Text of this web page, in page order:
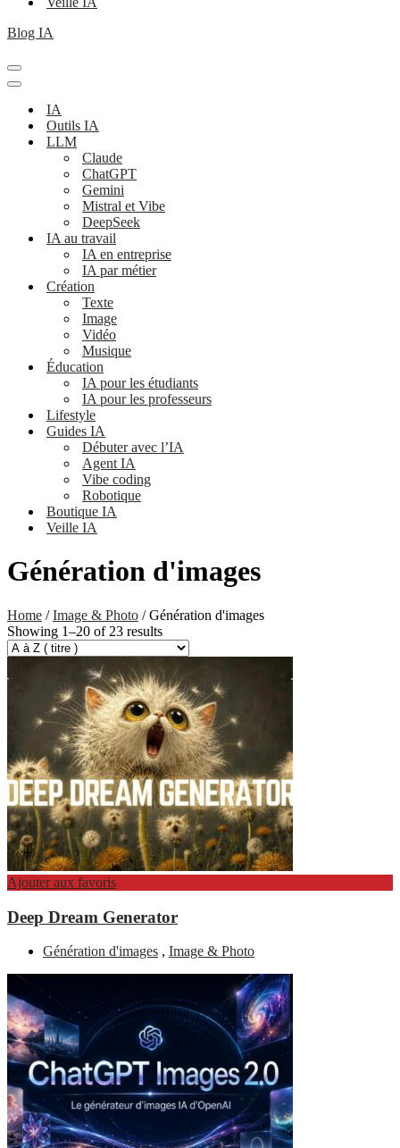
Blog IA
Menu
de
Menu
navigation
IA
Outils IA
LLM
Claude
ChatGPT
Gemini
Mistral et Vibe
DeepSeek
IA au travail
IA en entreprise
IA par métier
Création
Texte
Image
Vidéo
Musique
Éducation
IA pour les étudiants
IA pour les professeurs
Lifestyle
Guides IA
Débuter avec l’IA
Agent IA
Vibe coding
Robotique
Boutique IA
Veille IA
Génération d'images
Home /Image & Photo / Génération d'images
Showing 1–20 of 23 results
Ajouter aux favoris
Deep Dream Generator
Génération d'images , Image & Photo